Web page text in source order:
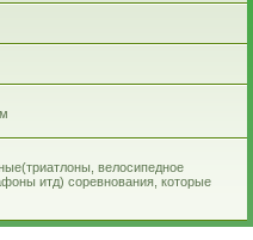
велосипедное
итд) соревнования, которые